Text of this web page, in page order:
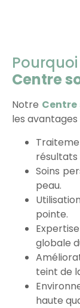
Centre
Notre Centre
les avantages
résultats
Soins
peau.
pointe.
globale
teint de
haute